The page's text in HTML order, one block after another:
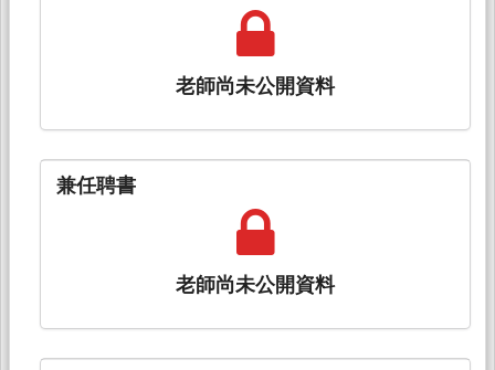
老師尚未公開資料
兼任聘書
老師尚未公開資料